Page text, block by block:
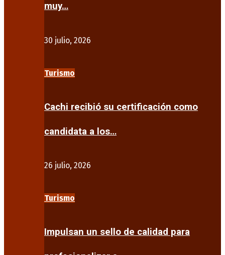
muy…
30 julio, 2026
Turismo
Cachi recibió su certificación como
candidata a los…
26 julio, 2026
Turismo
Impulsan un sello de calidad para